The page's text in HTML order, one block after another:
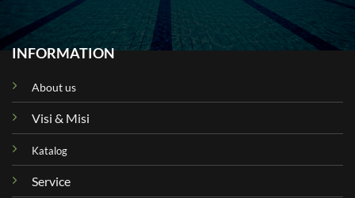
INFORMATION
About us
Visi & Misi
Katalog
Service